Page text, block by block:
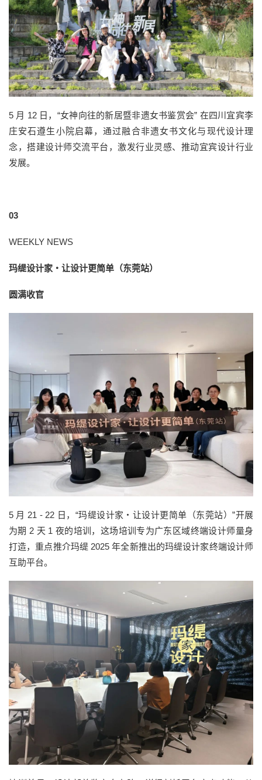
5 月 12 日，“女神向往的新居暨非遗女书鉴赏会” 在四川宜宾李
庄安石遵生小院启幕，通过融合非遗女书文化与现代设计理
念，搭建设计师交流平台，激发行业灵感、推动宜宾设计行业
发展。
03
WEEKLY NEWS
玛缇设计家・让设计更简单（东莞站）
圆满收官
5 月 21 - 22 日，“玛缇设计家・让设计更简单（东莞站）”开展
为期 2 天 1 夜的培训，这场培训专为广东区域终端设计师量身
打造，重点推介玛缇 2025 年全新推出的玛缇设计家终端设计师
互助平台。